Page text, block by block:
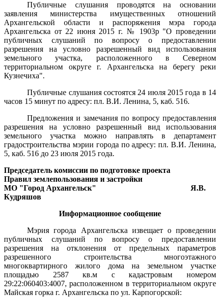
Публичные слушания проводятся на основании
заявления министерства имущественных отношений
Архангельской области и распоряжения мэра города
Архангельска от 22 июня 2015 г. № 1903р "О проведении
публичных слушаний по вопросу о предоставлении
разрешения на условно разрешенный вид использования
земельного участка, расположенного в Северном
территориальном округе г. Архангельска на берегу реки
Кузнечиха".
Публичные слушания состоятся 24 июля 2015 года в 14
часов 15 минут по адресу: пл. В.И. Ленина, 5, каб. 516.
Предложения и замечания по вопросу предоставления
разрешения на условно разрешенный вид использования
земельного участка можно направлять в департамент
градостроительства мэрии города по адресу: пл. В.И. Ленина,
5, каб. 516 до 23 июля 2015 года.
Председатель комиссии по подготовке проекта
Правил землепользования и застройки
МО "Город Архангельск"
Я.В.
Кудряшов
Информационное сообщение
Мэрия города Архангельска извещает о проведении
публичных слушаний по вопросу о предоставлении
разрешения на отклонения от предельных параметров
разрешенного строительства многоэтажного
многоквартирного жилого дома на земельном участке
площадью 2587 кв.м с кадастровым номером
29:22:060403:4007, расположенном в территориальном округе
Майская горка г. Архангельска по ул. Карпогорской: